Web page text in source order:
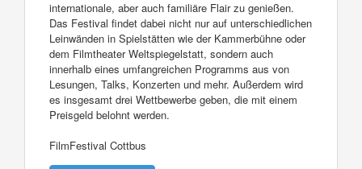
internationale, aber auch familiäre Flair zu genießen.
Das Festival findet dabei nicht nur auf unterschiedlichen
Leinwänden in Spielstätten wie der Kammerbühne oder
dem Filmtheater Weltspiegelstatt, sondern auch
innerhalb eines umfangreichen Programms aus von
Lesungen, Talks, Konzerten und mehr. Außerdem wird
es insgesamt drei Wettbewerbe geben, die mit einem
Preisgeld belohnt werden.
FilmFestival Cottbus